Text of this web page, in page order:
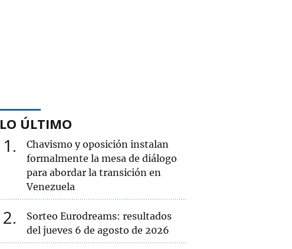
LO ÚLTIMO
1
Chavismo y oposición instalan
formalmente la mesa de diálogo
para abordar la transición en
Venezuela
2
Sorteo Eurodreams: resultados
del jueves 6 de agosto de 2026